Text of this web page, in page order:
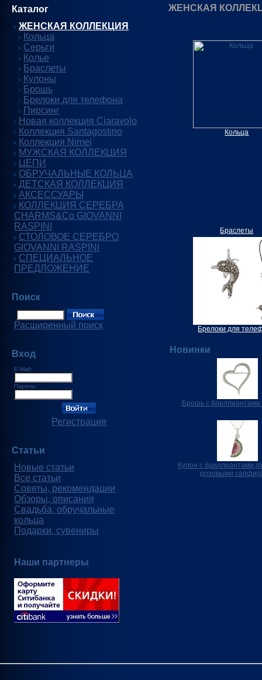
Каталог
ЖЕНСКАЯ КОЛЛЕКЦИЯ
Кольца
Серьги
Колье
Браслеты
Кулоны
Брошь
Брелоки для телефона
Пирсинг
Новая коллекция Ciaravolo
Коллекция Santagostino
Коллекция Nimei
МУЖСКАЯ КОЛЛЕКЦИЯ
ЦЕПИ
ОБРУЧАЛЬНЫЕ КОЛЬЦА
ДЕТСКАЯ КОЛЛЕКЦИЯ
АКСЕССУАРЫ
КОЛЛЕКЦИЯ СЕРЕБРА
CHARMS&Co GIOVANNI
RASPINI
СТОЛОВОЕ СЕРЕБРО
GIOVANNI RASPINI
СПЕЦИАЛЬНОЕ
ПРЕДЛОЖЕНИЕ
Поиск
Расширенный поиск
Вход
E-Mail:
Пароль:
Регистрация
Статьи
Новые статьи
Все статьи
Советы, рекомендации
Обзоры, описания
Свадьба, обручальные
кольца
Подарки, сувениры
Наши партнеры
ЖЕНСКАЯ
Кольца
Браслеты
Брелоки для
Новинки
Брошь с
Кулон с
розовыми